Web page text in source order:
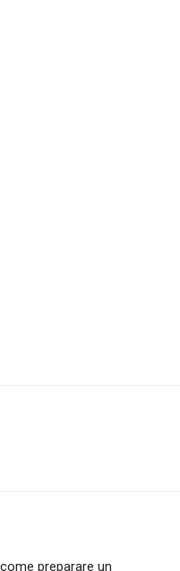
preparare un